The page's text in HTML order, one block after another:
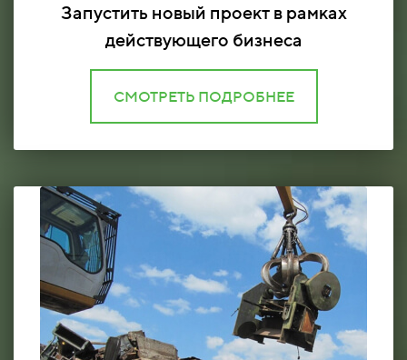
Запустить новый проект в рамках
действующего бизнеса
СМОТРЕТЬ ПОДРОБНЕЕ